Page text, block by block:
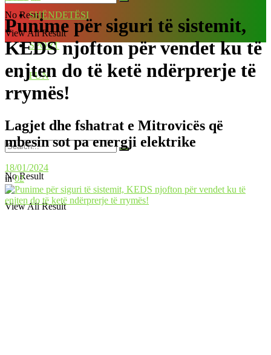
No Result
View All Result
SHËNDETËSI
SPORT
FUN
No Result
View All Result
Punime për siguri të sistemit,
KEDS njofton për vendet ku të
enjten do të ketë ndërprerje të
rrymës!
Lagjet dhe fshatrat e Mitrovicës që
mbesin sot pa energji elektrike
18/01/2024
in 02